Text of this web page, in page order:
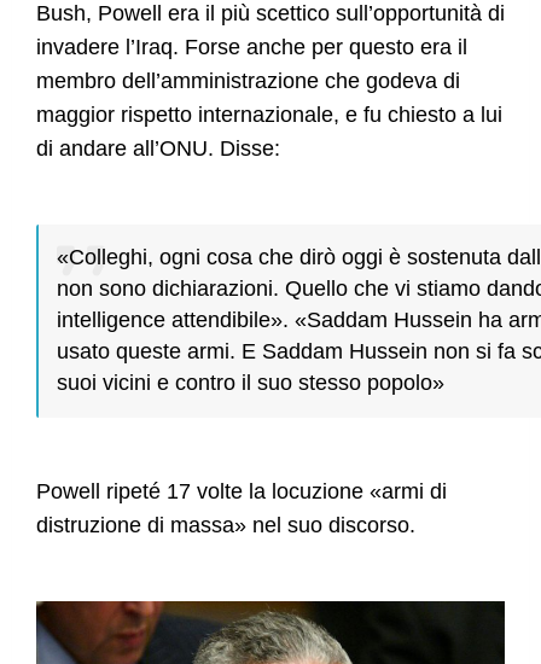
Bush, Powell era il più scettico sull’opportunità di
invadere l’Iraq. Forse anche per questo era il
membro dell’amministrazione che godeva di
maggior rispetto internazionale, e fu chiesto a lui
di andare all’ONU. Disse:
«Colleghi, ogni cosa che dirò oggi è sostenuta
non sono dichiarazioni. Quello che vi stiamo
intelligence attendibile». «Saddam Hussein ha
usato queste armi. E Saddam Hussein non si fa
suoi vicini e contro il suo stesso popolo»
Powell ripeté 17 volte la locuzione «armi di
distruzione di massa» nel suo discorso.